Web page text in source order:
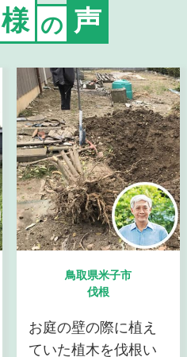
様 の 声
鳥取県米子市
伐根
お庭の壁の際に植え
ていた植木を伐根い